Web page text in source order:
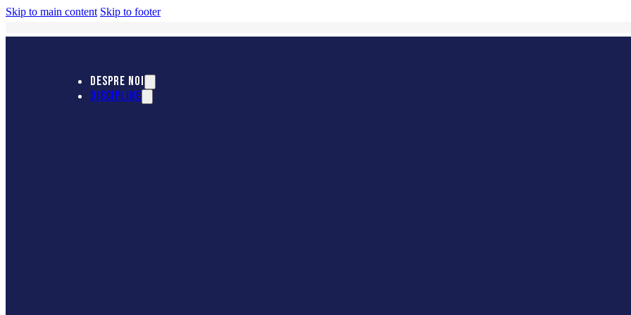
Skip to main content Skip to footer
DESPRE NOI
DISCIPLINE